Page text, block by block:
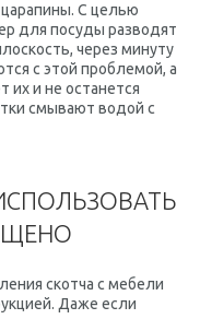
С целью
для посуды разводят
через минуту
с этой проблемой, а
их и не останется
смывают водой с
скотча с мебели
Даже если